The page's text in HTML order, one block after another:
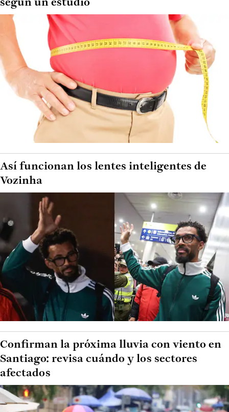
según un estudio
Así funcionan los lentes inteligentes de
Vozinha
Confirman la próxima lluvia con viento en
Santiago: revisa cuándo y los sectores
afectados